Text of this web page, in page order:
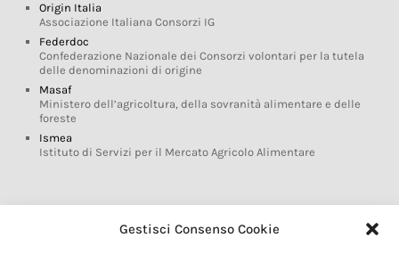
Gestisci Consenso Cookie
Origin Italia
Associazione Italiana Consorzi IG
Federdoc
Confederazione Nazionale dei Consorzi volontari per la tutela
delle denominazioni di origine
Masaf
Ministero dell’agricoltura, della sovranità alimentare e delle
foreste
Ismea
Istituto di Servizi per il Mercato Agricolo Alimentare
Glossario DOP IGP